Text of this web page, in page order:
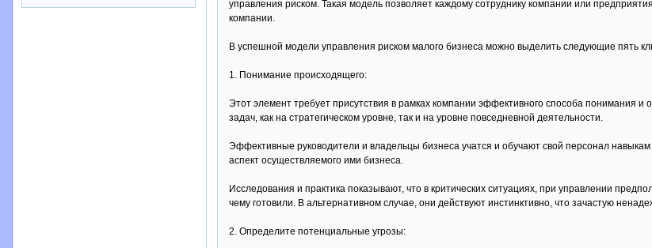
управления риском. Такая модель позволяет каждому сотруднику компании или
компании.
В успешной модели управления риском малого бизнеса можно выделить следующие пять
1. Понимание происходящего:
Этот элемент требует присутствия в рамках компании эффективного способа понимания
задач, как на стратегическом уровне, так и на уровне повседневной деятельности.
Эффективные руководители и владельцы бизнеса учатся и обучают свой персонал
аспект осуществляемого ими бизнеса.
Исследования и практика показывают, что в критических ситуациях, при управлении
чему готовили. В альтернативном случае, они действуют инстинктивно, что зачастую
2. Определите потенциальные угрозы: